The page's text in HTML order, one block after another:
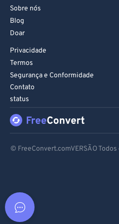
Sobre nós
Blog
Doar
Privacidade
Termos
Segurança e Conformidade
Contato
status
© FreeConvert.comVERSÃO